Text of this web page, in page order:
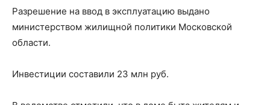
Разрешение на ввод в эксплуатацию выдано
министерством жилищной политики Московской
области.
Инвестиции составили 23 млн руб.